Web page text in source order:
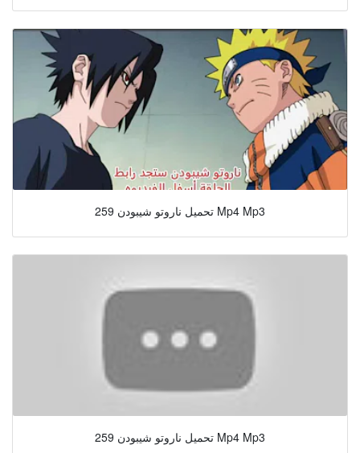
تحميل ناروتو شيبودن 259 Mp4 Mp3
تحميل ناروتو شيبودن 259 Mp4 Mp3